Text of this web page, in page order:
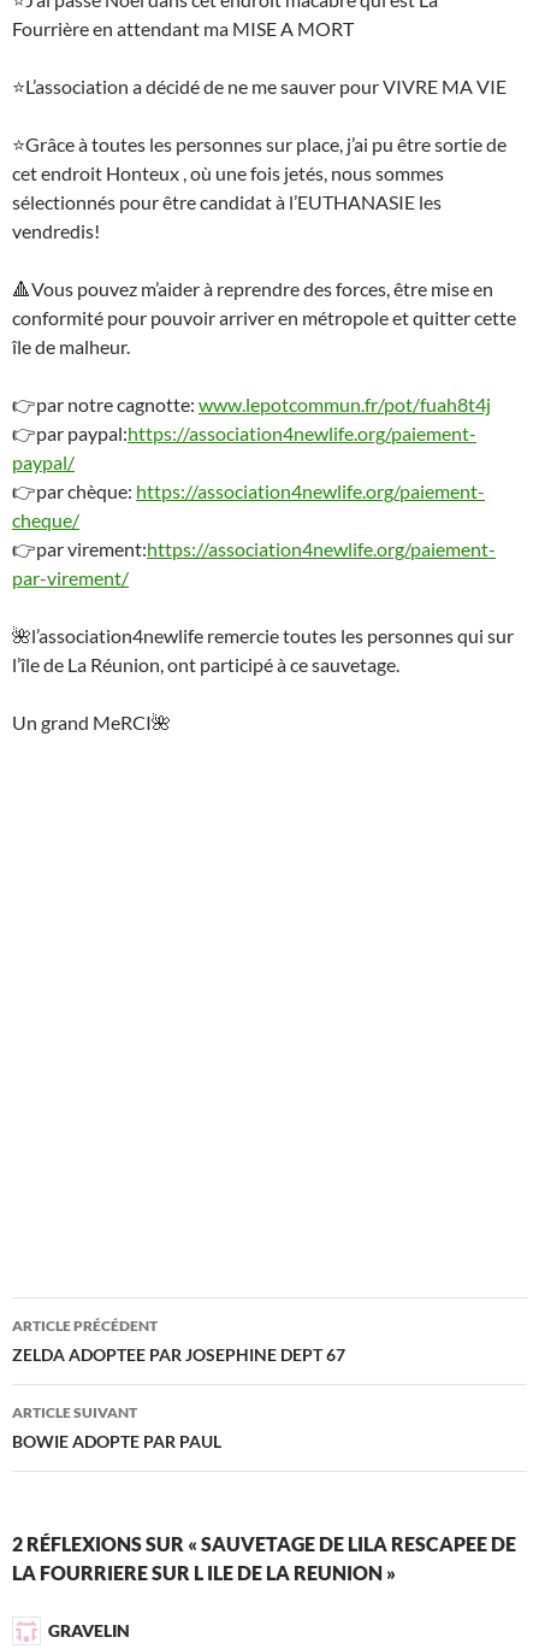
Fourrière en attendant ma MISE A MORT
⭐️L’association a décidé de ne me sauver pour VIVRE MA VIE
⭐️Grâce à toutes les personnes sur place, j’ai pu être sortie de
cet endroit Honteux , où une fois jetés, nous sommes
sélectionnés pour être candidat à l’EUTHANASIE les
vendredis!
🔺Vous pouvez m’aider à reprendre des forces, être mise en
conformité pour pouvoir arriver en métropole et quitter cette
île de malheur.
👉par notre cagnotte: www.lepotcommun.fr/pot/fuah8t4j
👉par paypal:https://association4newlife.org/paiement-
paypal/
👉par chèque: https://association4newlife.org/paiement-
cheque/
👉par virement:https://association4newlife.org/paiement-
par-virement/
🌺l’association4newlife remercie toutes les personnes qui sur
l’île de La Réunion, ont participé à ce sauvetage.
Un grand MeRCI🌺
Navigation
des
articles
ARTICLE PRÉCÉDENT
ZELDA ADOPTEE PAR JOSEPHINE DEPT 67
ARTICLE SUIVANT
BOWIE ADOPTE PAR PAUL
2 RÉFLEXIONS SUR « SAUVETAGE DE LILA RESCAPEE DE
LA FOURRIERE SUR L ILE DE LA REUNION »
GRAVELIN